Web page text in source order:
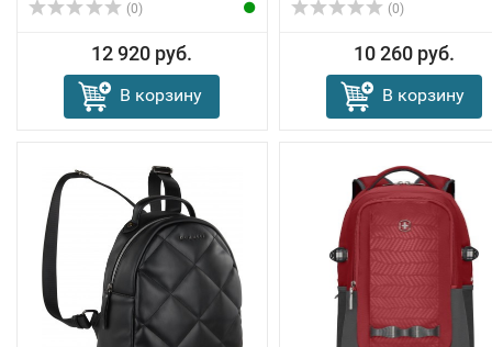
(0)
12 920 руб.
В корзину
(0)
10 260 руб.
В корзину